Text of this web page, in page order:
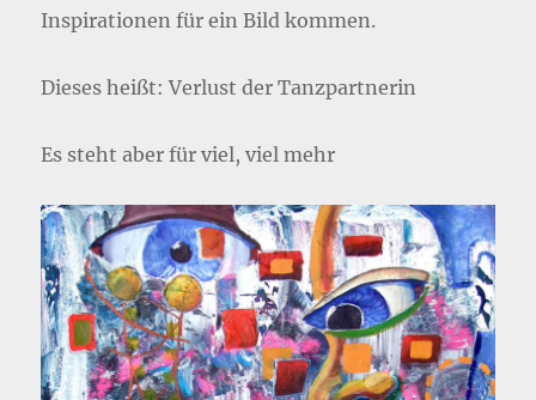
Inspirationen für ein Bild kommen.
Dieses heißt: Verlust der Tanzpartnerin
Es steht aber für viel, viel mehr